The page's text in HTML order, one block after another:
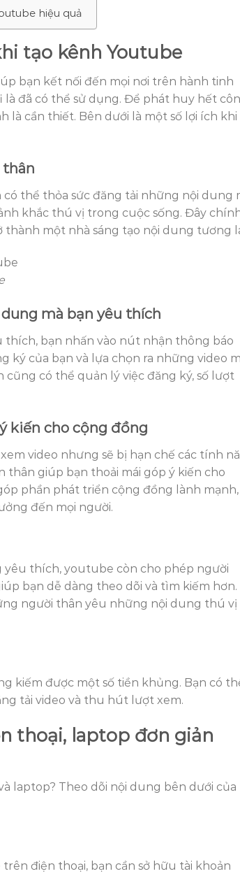
hiệu quả
tạo kênh Youtube
bạn kết nối đến mọi nơi trên hành tinh
là đã có thể sử dụng. Để phát huy hết
cần thiết. Bên dưới là một số lợi ích khi
thân
thể thỏa sức đăng tải những nội dung
khắc thú vị trong cuộc sống. Đây
một nhà sáng tạo nội dung tương
mà bạn yêu thích
bạn nhấn vào nút nhận thông báo
ký của bạn và lựa chọn ra những video
cũng có thể quản lý việc đăng ký, số lượt
kiến cho cộng đồng
video nhưng sẽ bị hạn chế các tính
giúp bạn thoải mái góp ý kiến cho
phần phát triển cộng đồng lành mạnh,
đến mọi người.
yêu thích, youtube còn cho phép người
bạn dễ dàng theo dõi và tìm kiếm hơn.
người thân yêu những nội dung thú vị
kiếm được một số tiền khủng. Bạn có
tải video và thu hút lượt xem.
thoại, laptop đơn giản
laptop? Theo dõi nội dung bên dưới của
điện thoại, bạn cần sở hữu tài khoản